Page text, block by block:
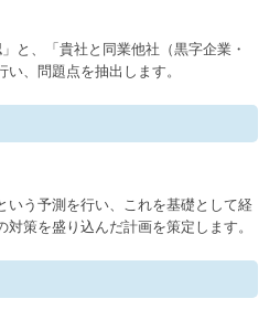
と、「貴社と同業他社（黒字企業・
、問題点を抽出します。
いう予測を行い、これを基礎として経
策を盛り込んだ計画を策定します。